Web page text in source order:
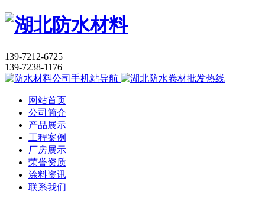
139-7212-6725
139-7238-1176
网站首页
公司简介
产品展示
工程案例
厂房展示
荣誉资质
涂料资讯
联系我们